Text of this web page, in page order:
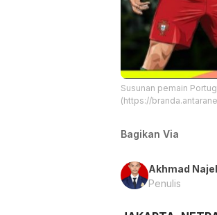
Susunan pemain
(https://
Bagikan Via
Akhmad
Penulis